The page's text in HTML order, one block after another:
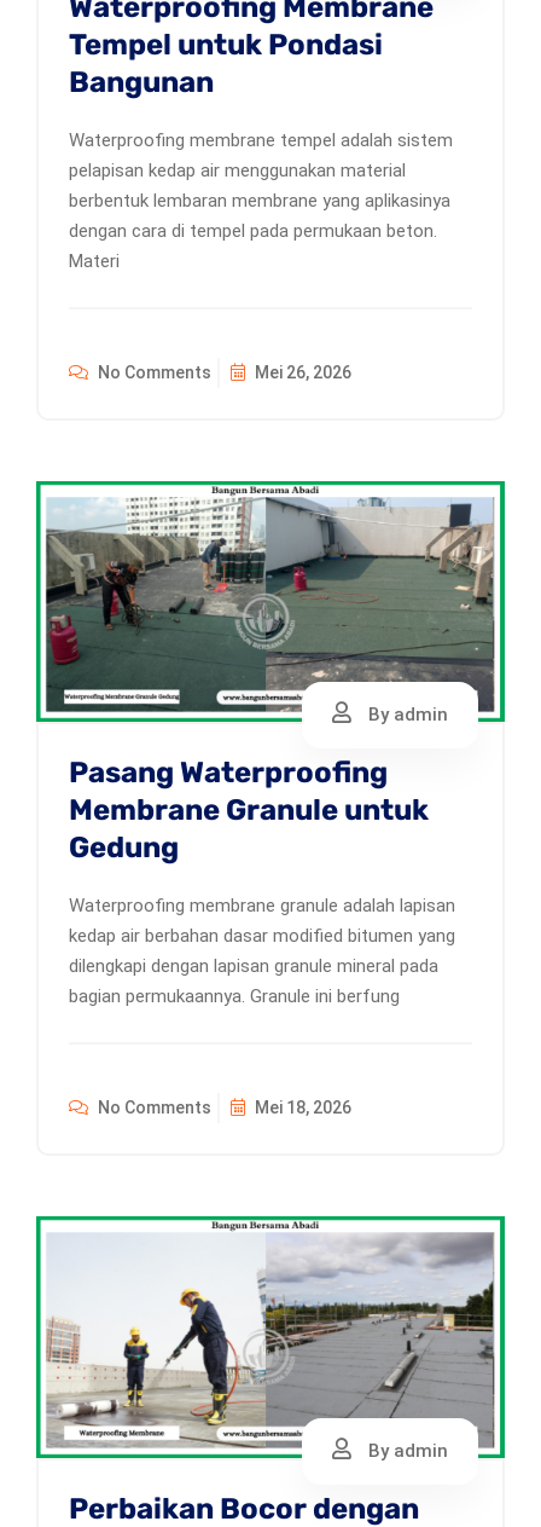
Waterproofing Membrane
Tempel untuk Pondasi
Bangunan
Waterproofing membrane tempel adalah sistem
pelapisan kedap air menggunakan material
berbentuk lembaran membrane yang aplikasinya
dengan cara di tempel pada permukaan beton.
Materi
No Comments Mei 26, 2026
By admin
Pasang Waterproofing
Membrane Granule untuk
Gedung
Waterproofing membrane granule adalah lapisan
kedap air berbahan dasar modified bitumen yang
dilengkapi dengan lapisan granule mineral pada
bagian permukaannya. Granule ini berfung
No Comments Mei 18, 2026
By admin
Perbaikan Bocor dengan